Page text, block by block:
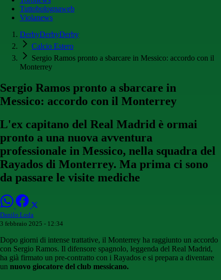
Tuttobolognaweb
Violanews
DerbyDerbyDerby
Calcio Estero
Sergio Ramos pronto a sbarcare in Messico: accordo con il
Monterrey
Sergio Ramos pronto a sbarcare in
Messico: accordo con il Monterrey
L'ex capitano del Real Madrid è ormai
pronto a una nuova avventura
professionale in Messico, nella squadra del
Rayados di Monterrey. Ma prima ci sono
da passare le visite mediche
Danilo Loda
3 febbraio 2025 - 12:34
Dopo giorni di intense trattative, il Monterrey ha raggiunto un accordo
con Sergio Ramos. Il difensore spagnolo, leggenda del Real Madrid,
ha già firmato un pre-contratto con i Rayados e si prepara a diventare
un nuovo giocatore del club messicano.